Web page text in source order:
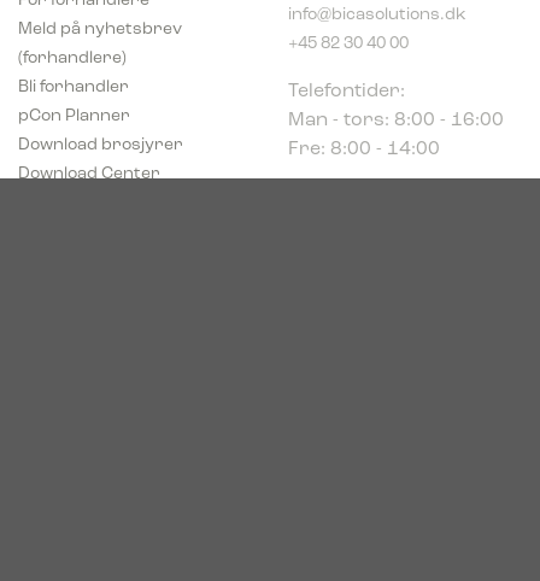
Meld på nyhetsbrev
(forhandlere)
Bli forhandler
pCon Planner
Download brosjyrer
Download Center
+45 82 30 40 00
Man - tors: 8:00 - 16:00
Fre: 8:00 - 14:00
Norge